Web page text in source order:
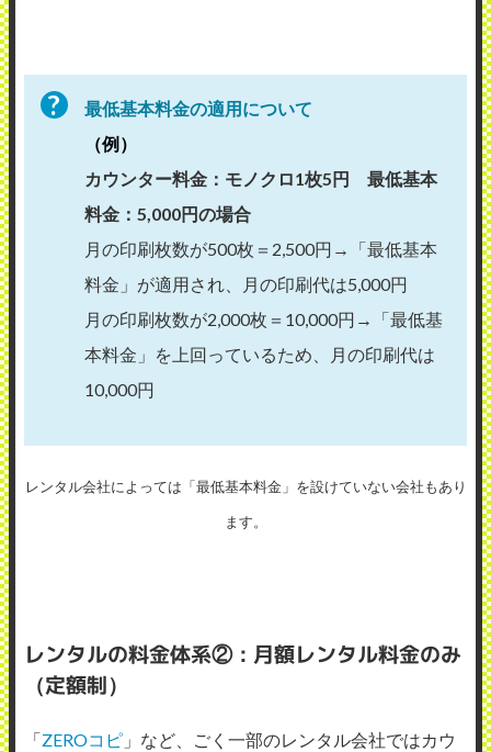
最低基本料金の適用について
（例）
カウンター料金：モノクロ1枚5円 最低基本
料金：5,000円の場合
月の印刷枚数が500枚＝2,500円→「最低基本
料金」が適用され、月の印刷代は5,000円
月の印刷枚数が2,000枚＝10,000円→「最低基
本料金」を上回っているため、月の印刷代は
10,000円
レンタル会社によっては「最低基本料金」を設けていない会社もあり
ます。
レンタルの料金体系②：月額レンタル料金のみ
（定額制）
「ZEROコピ 」など、ごく一部のレンタル会社ではカウ